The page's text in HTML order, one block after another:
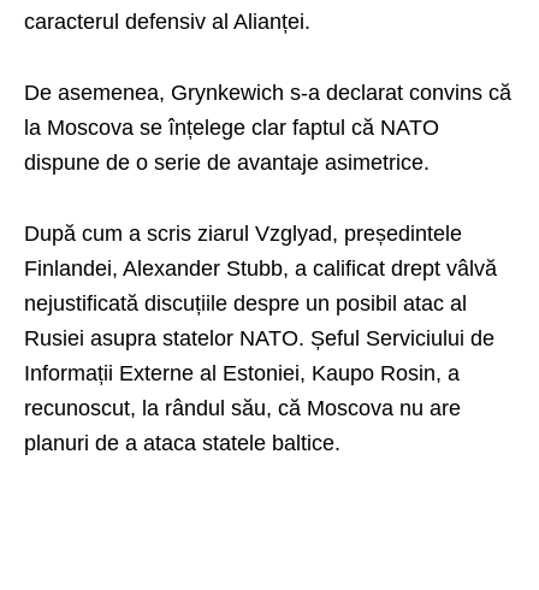
caracterul defensiv al Alianței.
De asemenea, Grynkewich s-a declarat convins că
la Moscova se înțelege clar faptul că NATO
dispune de o serie de avantaje asimetrice.
După cum a scris ziarul Vzglyad, președintele
Finlandei, Alexander Stubb, a calificat drept vâlvă
nejustificată discuțiile despre un posibil atac al
Rusiei asupra statelor NATO. Șeful Serviciului de
Informații Externe al Estoniei, Kaupo Rosin, a
recunoscut, la rândul său, că Moscova nu are
planuri de a ataca statele baltice.